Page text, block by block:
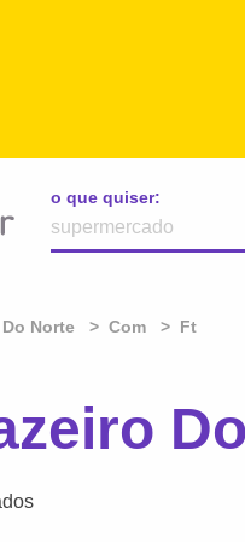
o que quiser:
Norte Com Ft